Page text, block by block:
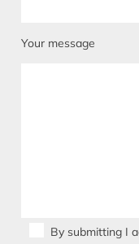
Your message
By submitting I